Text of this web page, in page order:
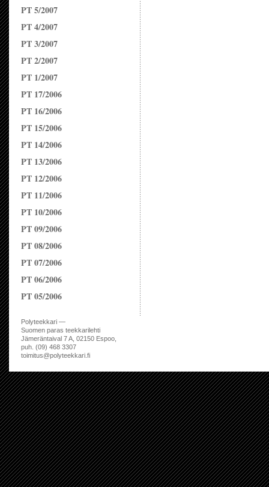
PT 5/2007
PT 4/2007
PT 3/2007
PT 2/2007
PT 1/2007
PT 17/2006
PT 16/2006
PT 15/2006
PT 14/2006
PT 13/2006
PT 12/2006
PT 11/2006
PT 10/2006
PT 09/2006
PT 08/2006
PT 07/2006
PT 06/2006
PT 05/2006
Polyteekkari —
Suomen paras teekkarilehti
Jämeräntaival 7 A, 02150 Espoo,
puh. (09) 468 3307
toimitus@polyteekkari.fi